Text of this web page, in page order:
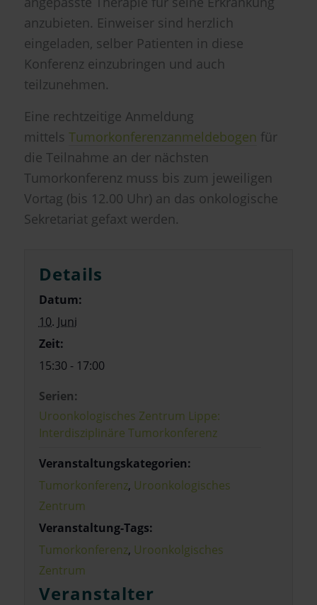
anzubieten. Einweiser sind herzlich
eingeladen, selber Patienten in diese
Konferenz einzubringen und auch
teilzunehmen.
Eine rechtzeitige Anmeldung
mittels Tumorkonferenzanmeldebogen für
die Teilnahme an der nächsten
Tumorkonferenz muss bis zum jeweiligen
Vortag (bis 12.00 Uhr) an das onkologische
Sekretariat gefaxt werden.
Details
Datum:
10. Juni
Zeit:
15:30 - 17:00
Serien:
Uroonkologisches Zentrum Lippe:
Interdisziplinäre Tumorkonferenz
Veranstaltungskategorien:
Tumorkonferenz, Uroonkologisches
Zentrum
Veranstaltung-Tags:
Tumorkonferenz, Uroonkolgisches
Zentrum
Veranstalter